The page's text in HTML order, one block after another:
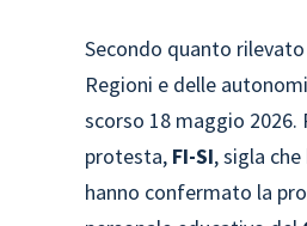
Secondo quanto
Regioni e delle
scorso 18 maggio 2026.
protesta, FI-SI, sigla
hanno confermato la